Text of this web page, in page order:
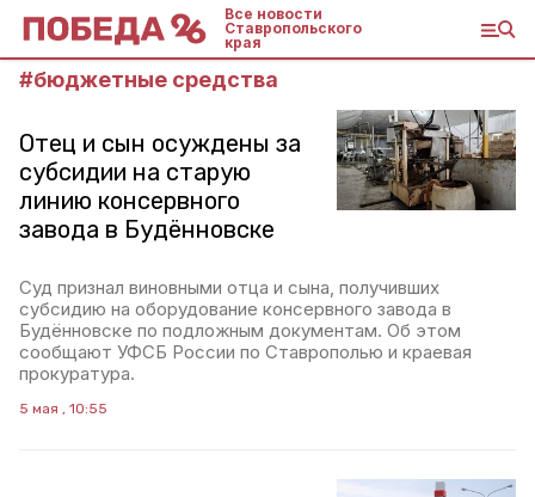
Все новости
Ставропольского
края
#бюджетные средства
Отец и сын осуждены за
субсидии на старую
линию консервного
завода в Будённовске
Суд признал виновными отца и сына, получивших
субсидию на оборудование консервного завода в
Будённовске по подложным документам. Об этом
сообщают УФСБ России по Ставрополью и краевая
прокуратура.
5 мая , 10:55